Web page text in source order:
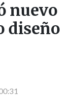
nuevo
diseño